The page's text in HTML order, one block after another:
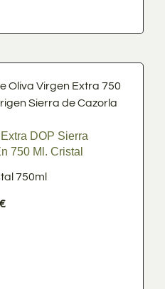
DOP Sierra
750 Ml. Cristal
750ml